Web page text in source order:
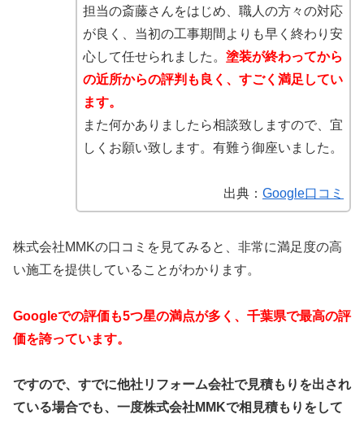
担当の斎藤さんをはじめ、職人の方々の対応
が良く、当初の工事期間よりも早く終わり安
心して任せられました。 塗装が終わってから
の近所からの評判も良く、すごく満足してい
ます。
また何かありましたら相談致しますので、宜
しくお願い致します。有難う御座いました。
出典： Google口コミ
株式会社MMKの口コミを見てみると、非常に満足度の高
い施工を提供していることがわかります。
Googleでの評価も5つ星の満点が多く、千葉県で最高の評
価を誇っています。
ですので、すでに他社リフォーム会社で見積もりを出され
ている場合でも、一度株式会社MMKで相見積もりをして